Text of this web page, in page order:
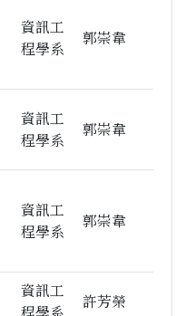
資訊工
程學系
郭崇韋
資訊工
程學系
郭崇韋
資訊工
程學系
郭崇韋
資訊工
許芳榮